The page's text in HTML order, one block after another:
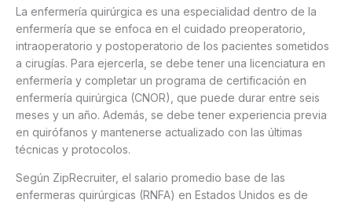
La enfermería quirúrgica es una especialidad dentro de la
enfermería que se enfoca en el cuidado preoperatorio,
intraoperatorio y postoperatorio de los pacientes sometidos
a cirugías. Para ejercerla, se debe tener una licenciatura en
enfermería y completar un programa de certificación en
enfermería quirúrgica (CNOR), que puede durar entre seis
meses y un año. Además, se debe tener experiencia previa
en quirófanos y mantenerse actualizado con las últimas
técnicas y protocolos.
Según ZipRecruiter, el salario promedio base de las
enfermeras quirúrgicas (RNFA) en Estados Unidos es de